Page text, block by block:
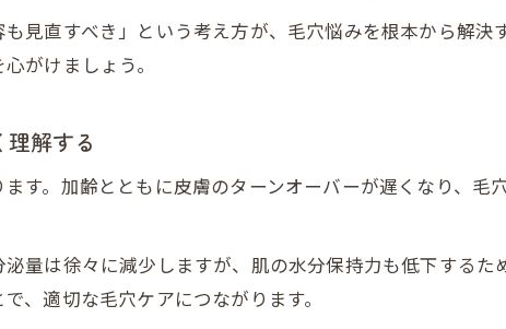
江別市ゆかりの人が語る美肌エピ
日常に活かす毛穴対策まとめと結論
も見直すべき」という考え方が、毛穴悩みを根本から解
がけましょう。
解する
す。加齢とともに皮膚のターンオーバーが遅くなり、
量は徐々に減少しますが、肌の水分保持力も低下する
、適切な毛穴ケアにつながります。